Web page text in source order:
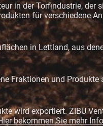
in der Torfindustrie,
für verschiedene
in Lettland, aus
Fraktionen und
wird exportiert. ZIBU
bekommen Sie mehr